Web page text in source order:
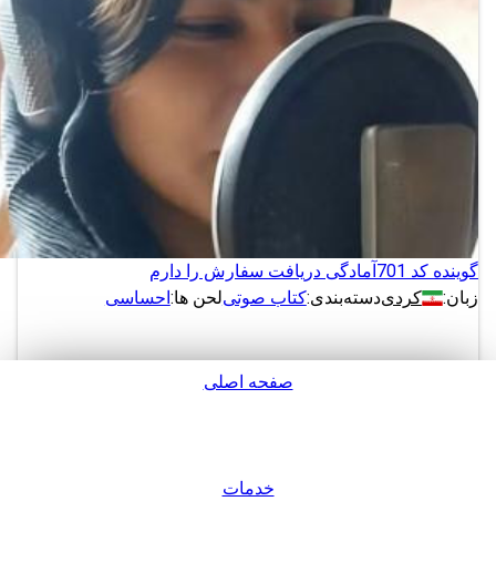
گوینده کد 701
آمادگی دریافت سفارش را دارم
زبان:
کردیدسته‌بندی:کتاب صوتیلحن ها:احساسی
صفحه اصلی
خدمات